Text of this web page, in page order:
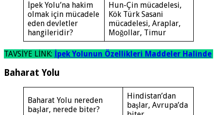
İpek Yolu’na hakim
olmak için mücadele
eden devletler
hangileridir?
Hun-Çin mücadelesi,
Kök Türk Sasani
mücadelesi, Araplar,
Moğollar, Timur
TAVSİYE LİNK: İpek Yolunun Özellikleri Maddeler Halinde
Baharat Yolu
Baharat Yolu nereden
başlar, nerede biter?
Hindistan’dan
başlar, Avrupa’da